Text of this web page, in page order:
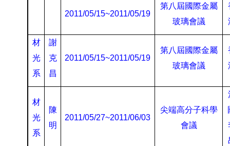
2011/05/15~2011/05/19
第八屆國際金屬
玻璃會議
材
光
系
謝
克
昌
2011/05/15~2011/05/19
第八屆國際金屬
玻璃會議
材
光
系
陳
明
2011/05/27~2011/06/03
尖端高分子科學
會議